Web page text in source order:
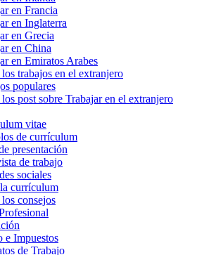
en Francia
en Inglaterra
en Grecia
en China
en Emiratos Arabes
trabajos en el extranjero
populares
post sobre Trabajar en el extranjero
vitae
de currículum
presentación
de trabajo
sociales
currículum
consejos
e Impuestos
de Trabajo